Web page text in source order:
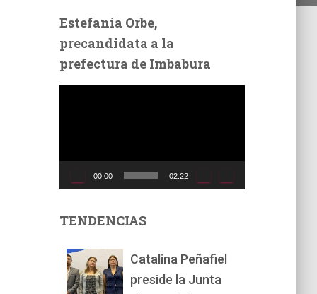
Estefanía Orbe,
precandidata a la
prefectura de Imbabura
t
00:00 02:22
TENDENCIAS
Catalina Peñafiel
preside la Junta